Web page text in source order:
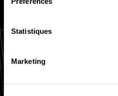
Statistiques
Marketing